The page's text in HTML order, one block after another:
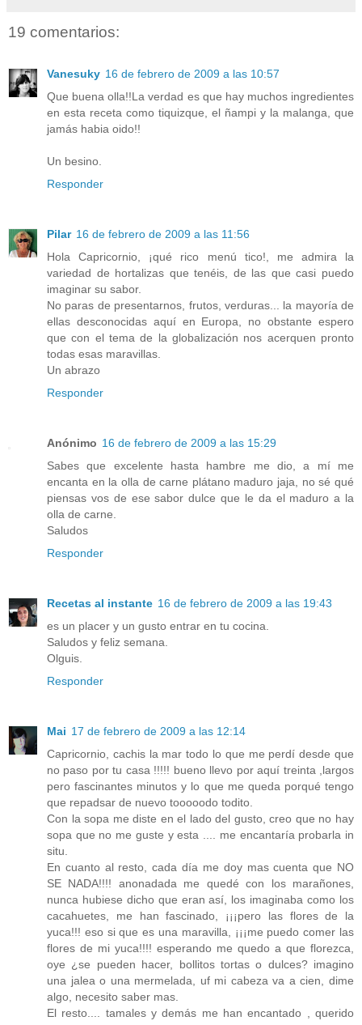
19 comentarios:
Vanesuky 16 de febrero de 2009 a las 10:57
Que buena olla!!La verdad es que hay muchos ingredientes
en esta receta como tiquizque, el ñampi y la malanga, que
jamás habia oido!!
Un besino.
Responder
Pilar 16 de febrero de 2009 a las 11:56
Hola Capricornio, ¡qué rico menú tico!, me admira la
variedad de hortalizas que tenéis, de las que casi puedo
imaginar su sabor.
No paras de presentarnos, frutos, verduras... la mayoría de
ellas desconocidas aquí en Europa, no obstante espero
que con el tema de la globalización nos acerquen pronto
todas esas maravillas.
Un abrazo
Responder
Anónimo 16 de febrero de 2009 a las 15:29
Sabes que excelente hasta hambre me dio, a mí me
encanta en la olla de carne plátano maduro jaja, no sé qué
piensas vos de ese sabor dulce que le da el maduro a la
olla de carne.
Saludos
Responder
Recetas al instante 16 de febrero de 2009 a las 19:43
es un placer y un gusto entrar en tu cocina.
Saludos y feliz semana.
Olguis.
Responder
Mai 17 de febrero de 2009 a las 12:14
Capricornio, cachis la mar todo lo que me perdí desde que
no paso por tu casa !!!!! bueno llevo por aquí treinta ,largos
pero fascinantes minutos y lo que me queda porqué tengo
que repadsar de nuevo tooooodo todito.
Con la sopa me diste en el lado del gusto, creo que no hay
sopa que no me guste y esta .... me encantaría probarla in
situ.
En cuanto al resto, cada día me doy mas cuenta que NO
SE NADA!!!! anonadada me quedé con los marañones,
nunca hubiese dicho que eran así, los imaginaba como los
cacahuetes, me han fascinado, ¡¡¡pero las flores de la
yuca!!! eso si que es una maravilla, ¡¡¡me puedo comer las
flores de mi yuca!!!! esperando me quedo a que florezca,
oye ¿se pueden hacer, bollitos tortas o dulces? imagino
una jalea o una mermelada, uf mi cabeza va a cien, dime
algo, necesito saber mas.
El resto.... tamales y demás me han encantado , querido